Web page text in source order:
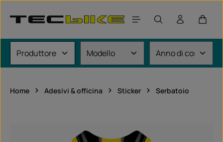
Il
Home Adesivi & officina Sticker Serbatoio